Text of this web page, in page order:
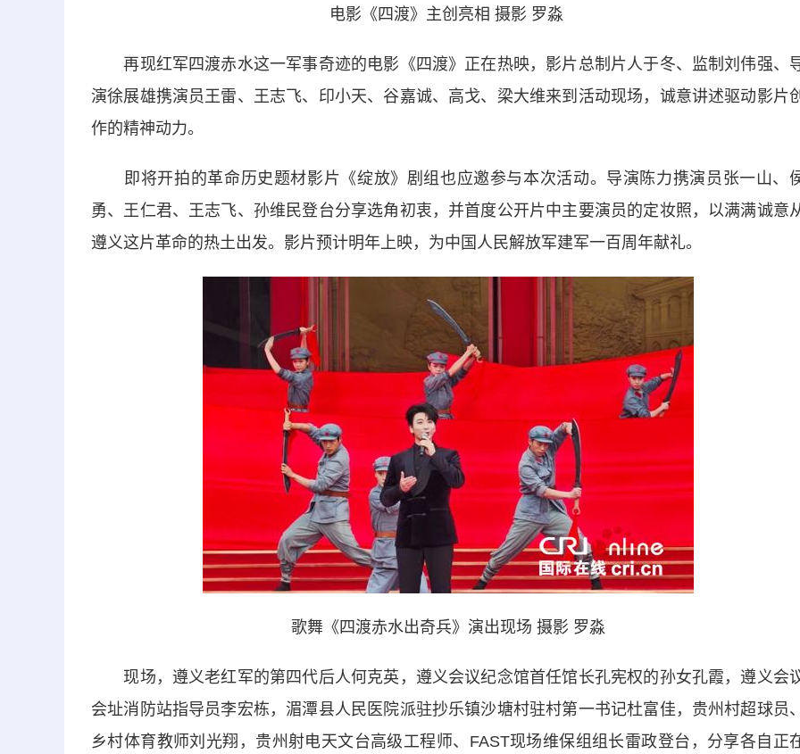
电影《四渡》主创亮相 摄影 罗淼
再现红军四渡赤水这一军事奇迹的电影《四渡》正在热映，影片总制片人于冬、监制刘伟强、
演徐展雄携演员王雷、王志飞、印小天、谷嘉诚、高戈、梁大维来到活动现场，诚意讲述驱动影片创
作的精神动力。
即将开拍的革命历史题材影片《绽放》剧组也应邀参与本次活动。导演陈力携演员张一山、
勇、王仁君、王志飞、孙维民登台分享选角初衷，并首度公开片中主要演员的定妆照，以满满诚意
遵义这片革命的热土出发。影片预计明年上映，为中国人民解放军建军一百周年献礼。
歌舞《四渡赤水出奇兵》演出现场 摄影 罗淼
现场，遵义老红军的第四代后人何克英，遵义会议纪念馆首任馆长孔宪权的孙女孔霞，遵义会
会址消防站指导员李宏栋，湄潭县人民医院派驻抄乐镇沙塘村驻村第一书记杜富佳，贵州村超球员、
乡村体育教师刘光翔，贵州射电天文台高级工程师、FAST现场维保组组长雷政登台，分享各自正